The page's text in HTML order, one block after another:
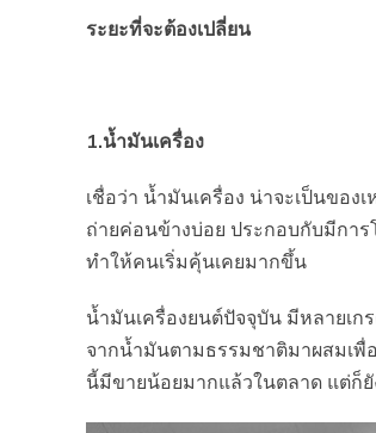
ระยะที่จะต้องเปลี่ยน
1.น้ำมันเครื่อง
เชื่อว่า น้ำมันเครื่อง น่าจะเป็นขอ
ถ่ายค่อนข้างบ่อย ประกอบกับมีกา
ทำให้คนเริ่มคุ้นเคยมากขึ้น
น้ำมันเครื่องยนต์ปัจจุบัน มีหลายเ
จากน้ำมันตามธรรมชาติมาผสมเ
นี้มีขายน้อยมากแล้วในตลาด แต่ก็